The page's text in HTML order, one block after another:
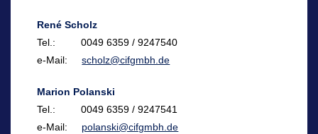
René Scholz
Tel.: 0049 6359 / 9247540
e-Mail:scholz@cifgmbh.de
Marion Polanski
Tel.: 0049 6359 / 9247541
e-Mail: polanski@cifgmbh.de